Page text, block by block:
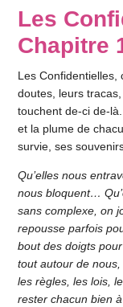
Les
Chapitre
Les Confidentielles,
doutes, leurs
touchent de-ci de-
et la plume de
survie, ses
Qu’elles nous
nous bloquent…
sans complexe, on
repousse parfois
bout des doigts
tout autour de
les règles, les lois,
rester chacun bien